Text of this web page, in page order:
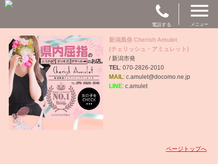
電話する メニュー
新潟風俗 Cherish Amulet
(チェリッシュ・アミュレット)
/ 新潟市発
TEL: 070-2826-2010
MAIL: c.amulet@docomo.ne.jp
LINE: c.amulet
ページトップへ